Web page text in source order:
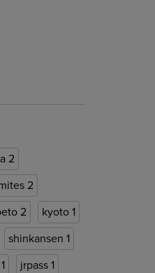
2
2
2 kyoto 1
shinkansen 1
1 jrpass 1